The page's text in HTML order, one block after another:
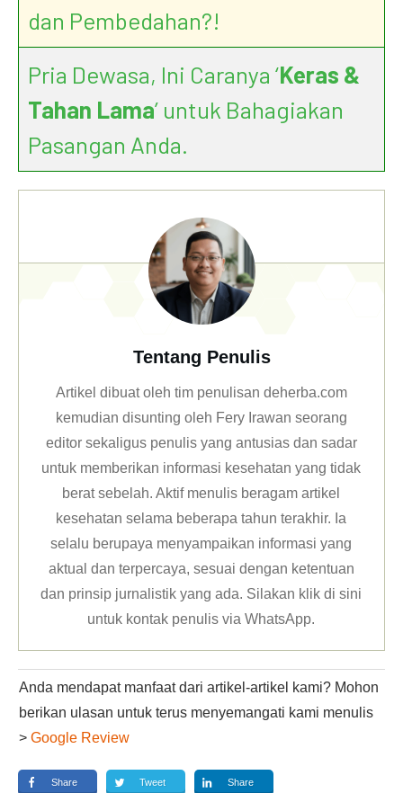
dan Pembedahan?!
Pria Dewasa, Ini Caranya ‘Keras &
Tahan Lama’ untuk Bahagiakan
Pasangan Anda.
Tentang Penulis
Artikel dibuat oleh tim penulisan deherba.com
kemudian disunting oleh Fery Irawan seorang
editor sekaligus penulis yang antusias dan sadar
untuk memberikan informasi kesehatan yang tidak
berat sebelah. Aktif menulis beragam artikel
kesehatan selama beberapa tahun terakhir. Ia
selalu berupaya menyampaikan informasi yang
aktual dan terpercaya, sesuai dengan ketentuan
dan prinsip jurnalistik yang ada. Silakan klikdi sini
untuk kontak penulis via WhatsApp.
Anda mendapat manfaat dari artikel-artikel kami? Mohon
berikan ulasan untuk terus menyemangati kami menulis
> Google Review
Share Tweet Share